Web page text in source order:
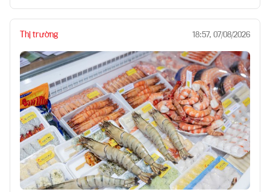
Thị trường 18:57, 07/08/2026